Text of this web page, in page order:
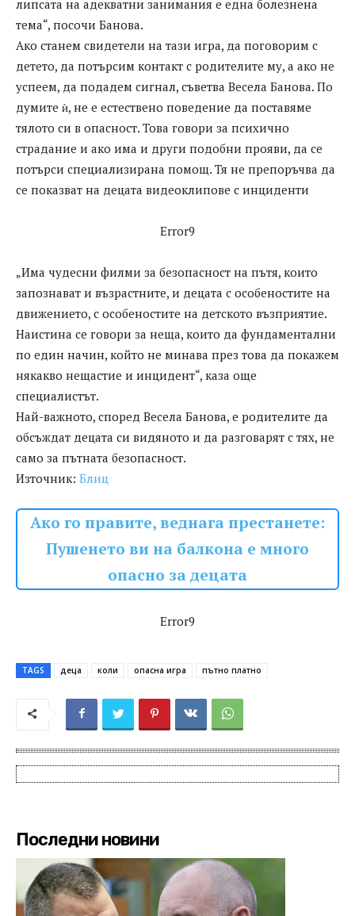
липсата на адекватни занимания е една болезнена
тема“, посочи Банова.
Ако станем свидетели на тази игра, да поговорим с
детето, да потърсим контакт с родителите му, а ако не
успеем, да подадем сигнал, съветва Весела Банова. По
думите ѝ, не е естествено поведение да поставяме
тялото си в опасност. Това говори за психично
страдание и ако има и други подобни прояви, да се
потърси специализирана помощ. Тя не препоръчва да
се показват на децата видеоклипове с инциденти
Error9
„Има чудесни филми за безопасност на пътя, които
запознават и възрастните, и децата с особеностите на
движението, с особеностите на детското възприятие.
Наистина се говори за неща, които да фундаментални
по един начин, който не минава през това да покажем
някакво нещастие и инцидент“, каза още
специалистът.
Най-важното, според Весела Банова, е родителите да
обсъждат децата си видяното и да разговарят с тях, не
само за пътната безопасност.
Източник: Блиц
Ако го правите, веднага престанете:
Пушенето ви на балкона е много
опасно за децата
Error9
TAGS деца коли опасна игра пътно платно
Последни новини